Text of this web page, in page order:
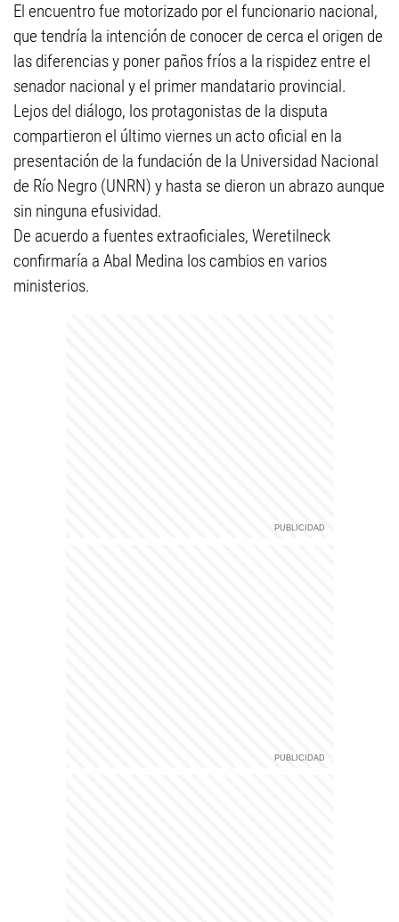
El encuentro fue motorizado por el funcionario nacional,
que tendría la intención de conocer de cerca el origen de
las diferencias y poner paños fríos a la rispidez entre el
senador nacional y el primer mandatario provincial.
Lejos del diálogo, los protagonistas de la disputa
compartieron el último viernes un acto oficial en la
presentación de la fundación de la Universidad Nacional
de Río Negro (UNRN) y hasta se dieron un abrazo aunque
sin ninguna efusividad.
De acuerdo a fuentes extraoficiales, Weretilneck
confirmaría a Abal Medina los cambios en varios
ministerios.